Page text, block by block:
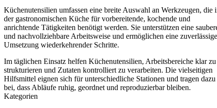
Küchenutensilien umfassen eine breite Auswahl an Werkzeugen, die
der gastronomischen Küche für vorbereitende, kochende und
anrichtende Tätigkeiten benötigt werden. Sie unterstützen eine
und nachvollziehbare Arbeitsweise und ermöglichen eine zuverlässige
Umsetzung wiederkehrender Schritte.
Im täglichen Einsatz helfen Küchenutensilien, Arbeitsbereiche klar zu
strukturieren und Zutaten kontrolliert zu verarbeiten. Die vielseitigen
Hilfsmittel eignen sich für unterschiedliche Stationen und tragen dazu
bei, dass Abläufe ruhig, geordnet und reproduzierbar bleiben.
Kategorien